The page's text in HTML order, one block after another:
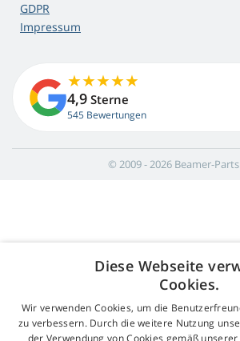
GDPR
Impressum
4,9 Sterne
545 Bewertungen
© 2009 - 2026 Beamer-
Diese Webseite
Cookies.
Wir verwenden Cookies, um die
zu verbessern. Durch die weitere Nutzung
der Verwendung von Cookies gemäß